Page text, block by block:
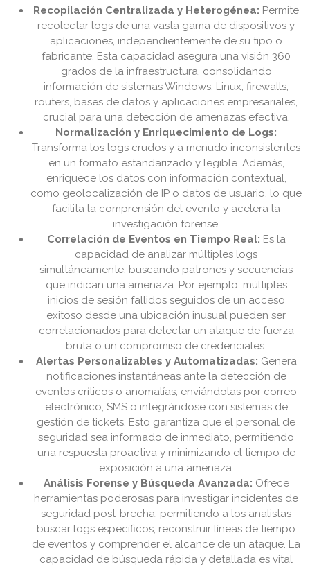
Recopilación Centralizada y Heterogénea: Permite
recolectar logs de una vasta gama de dispositivos y
aplicaciones, independientemente de su tipo o
fabricante. Esta capacidad asegura una visión 360
grados de la infraestructura, consolidando
información de sistemas Windows, Linux, firewalls,
routers, bases de datos y aplicaciones empresariales,
crucial para una detección de amenazas efectiva.
Normalización y Enriquecimiento de Logs:
Transforma los logs crudos y a menudo inconsistentes
en un formato estandarizado y legible. Además,
enriquece los datos con información contextual,
como geolocalización de IP o datos de usuario, lo que
facilita la comprensión del evento y acelera la
investigación forense.
Correlación de Eventos en Tiempo Real: Es la
capacidad de analizar múltiples logs
simultáneamente, buscando patrones y secuencias
que indican una amenaza. Por ejemplo, múltiples
inicios de sesión fallidos seguidos de un acceso
exitoso desde una ubicación inusual pueden ser
correlacionados para detectar un ataque de fuerza
bruta o un compromiso de credenciales.
Alertas Personalizables y Automatizadas: Genera
notificaciones instantáneas ante la detección de
eventos críticos o anomalías, enviándolas por correo
electrónico, SMS o integrándose con sistemas de
gestión de tickets. Esto garantiza que el personal de
seguridad sea informado de inmediato, permitiendo
una respuesta proactiva y minimizando el tiempo de
exposición a una amenaza.
Análisis Forense y Búsqueda Avanzada: Ofrece
herramientas poderosas para investigar incidentes de
seguridad post-brecha, permitiendo a los analistas
buscar logs específicos, reconstruir líneas de tiempo
de eventos y comprender el alcance de un ataque. La
capacidad de búsqueda rápida y detallada es vital